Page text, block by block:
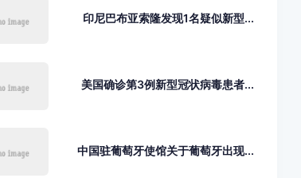
印尼巴布亚索隆发现1名疑似新型...
美国确诊第3例新型冠状病毒患者...
中国驻葡萄牙使馆关于葡萄牙出现...